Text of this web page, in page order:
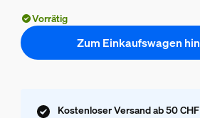
Vorrätig
Zum Einkaufswagen
Kostenloser Versand ab 50 CHF